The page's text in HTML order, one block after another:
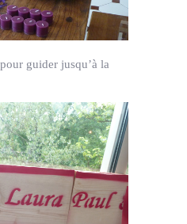
guider jusqu’à la